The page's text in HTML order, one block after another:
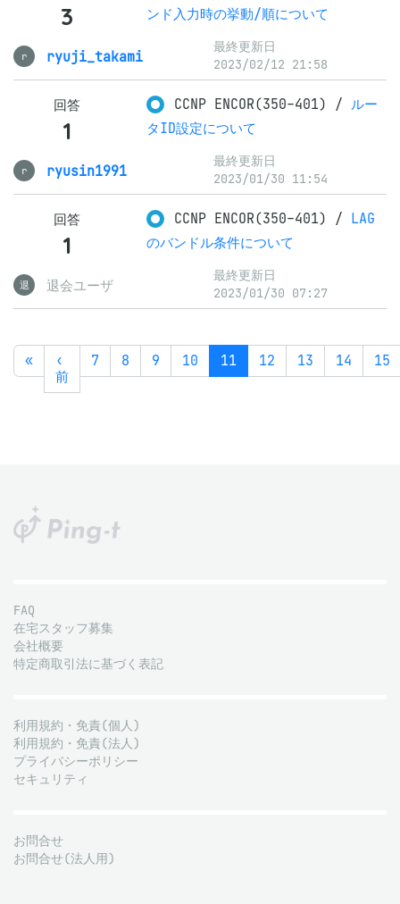
3
ンド入力時の挙動/順について
r ryuji_takami
最終更新日
2023/02/12 21:58
回答
1
CCNP ENCOR(350-401) / ルー
タID設定について
r ryusin1991
最終更新日
2023/01/30 11:54
回答
1
CCNP ENCOR(350-401) /
LAG
のバンドル条件について
退 退会ユーザ
最終更新日
2023/01/30 07:27
«
‹
前
7 8 9 10 11 12 13 14 15
FAQ
在宅スタッフ募集
会社概要
特定商取引法に基づく表記
利用規約・免責(個人)
利用規約・免責(法人)
プライバシーポリシー
セキュリティ
お問合せ
お問合せ(法人用)